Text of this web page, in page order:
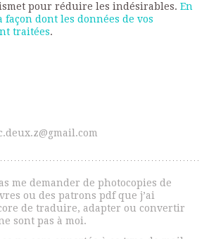
pour réduire les indésirables.En
dont les données de vos
traitées.
me demander de photocopies de
ou des patrons pdf que j’ai
de traduire, adapter ou convertir
sont pas à moi.